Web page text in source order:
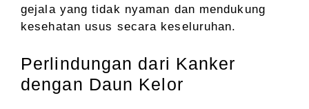
gejala yang tidak nyaman dan mendukung
kesehatan usus secara keseluruhan.
Perlindungan dari Kanker
dengan Daun Kelor